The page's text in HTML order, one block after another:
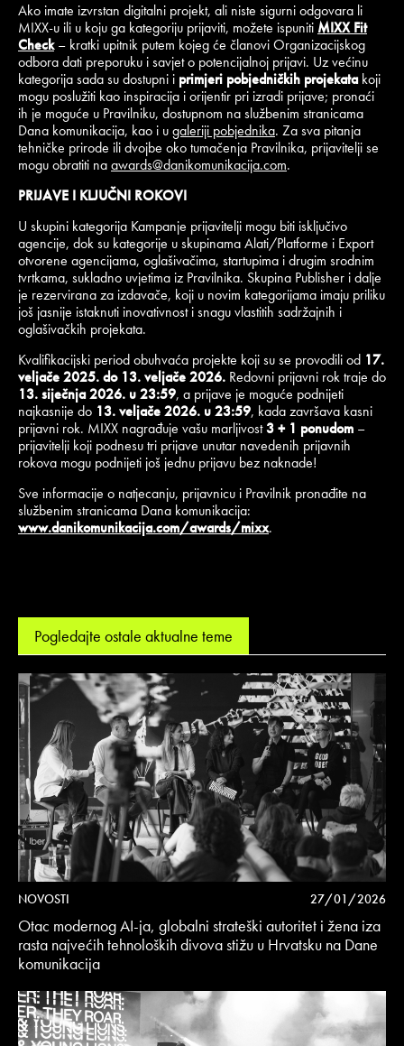
Ako imate izvrstan digitalni projekt, ali niste sigurni odgovara li
MIXX-u ili u koju ga kategoriju prijaviti, možete ispuniti MIXX Fit
Check– kratki upitnik putem kojeg će članovi Organizacijskog
odbora dati preporuku i savjet o potencijalnoj prijavi. Uz većinu
kategorija sada su dostupni i primjeri pobjedničkih projekatakoji
mogu poslužiti kao inspiracija i orijentir pri izradi prijave; pronaći
ih je moguće u Pravilniku, dostupnom na službenim stranicama
Dana komunikacija, kao i ugaleriji pobjednika. Za sva pitanja
tehničke prirode ili dvojbe oko tumačenja Pravilnika, prijavitelji se
mogu obratiti naawards@danikomunikacija.com.
PRIJAVE I KLJUČNI ROKOVI
U skupini kategorija Kampanje prijavitelji mogu biti isključivo
agencije, dok su kategorije u skupinama Alati/Platforme i Export
otvorene agencijama, oglašivačima, startupima i drugim srodnim
tvrtkama, sukladno uvjetima iz Pravilnika. Skupina Publisher i dalje
je rezervirana za izdavače, koji u novim kategorijama imaju priliku
još jasnije istaknuti inovativnost i snagu vlastitih sadržajnih i
oglašivačkih projekata.
Kvalifikacijski period obuhvaća projekte koji su se provodili od 17.
veljače 2025. do 13. veljače 2026. Redovni prijavni rok traje do
13. siječnja 2026. u 23:59, a prijave je moguće podnijeti
najkasnije do 13. veljače 2026. u 23:59, kada završava kasni
prijavni rok. MIXX nagrađuje vašu marljivost3 + 1 ponudom –
prijavitelji koji podnesu tri prijave unutar navedenih prijavnih
rokova mogu podnijeti još jednu prijavu bez naknade!
Sve informacije o natjecanju, prijavnicu i Pravilnik pronađite na
službenim stranicama Dana komunikacija:
www.danikomunikacija.com/awards/mixx.
Pogledajte ostale aktualne teme
NOVOSTI 27/01/2026
Otac modernog AI-ja, globalni strateški autoritet i žena iza
rasta najvećih tehnoloških divova stižu u Hrvatsku na Dane
komunikacija